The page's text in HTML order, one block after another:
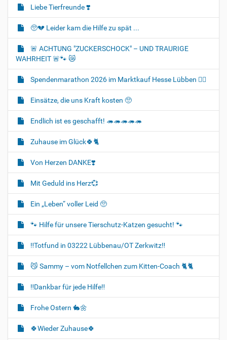
Liebe Tierfreunde ❣️
🥺💔 Leider kam die Hilfe zu spät ...
🚨 ACHTUNG "ZUCKERSCHOCK" – UND TRAURIGE
WAHRHEIT 🚨🐾 😿
Spendenmarathon 2026 im Marktkauf Hesse Lübben 👍🏻
Einsätze, die uns Kraft kosten 🥺
Endlich ist es geschafft! 🦔🦔🦔🦔🦔
Zuhause im Glück🍀🐈‍
Von Herzen DANKE❣️
Mit Geduld ins Herz💞
Ein „Leben“ voller Leid 🥺
🐾 Hilfe für unsere Tierschutz-Katzen gesucht! 🐾
‼️Totfund in 03222 Lübbenau/OT Zerkwitz‼️
😼 Sammy – vom Notfellchen zum Kitten-Coach 🐈🐈‍
‼️Dankbar für jede Hilfe‼️
Frohe Ostern 🐇🌼
🍀Wieder Zuhause🍀